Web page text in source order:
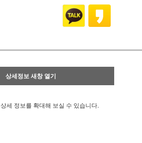
상세정보 새창 열기
상세 정보를 확대해 보실 수 있습니다.